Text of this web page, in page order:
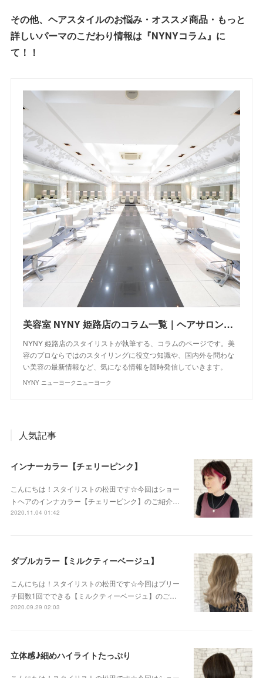
その他、ヘアスタイルのお悩み・オススメ商品・もっと
詳しいパーマのこだわり情報は『NYNYコラム』に
て！！
美容室 NYNY 姫路店のコラム一覧｜ヘアサロン・美容院｜ニューヨークニューヨーク
NYNY 姫路店のスタイリストが執筆する、コラムのページです。美
容のプロならではのスタイリングに役立つ知識や、国内外を問わな
い美容の最新情報など、気になる情報を随時発信していきます。
NYNY ニューヨークニューヨーク
人気記事
インナーカラー【チェリーピンク】
こんにちは！スタイリストの松田です☆今回はショー
トヘアのインナカラー【チェリーピンク】のご紹介…
2020.11.04 01:42
ダブルカラー【ミルクティーベージュ】
こんにちは！スタイリストの松田です☆今回はブリー
チ回数1回でできる【ミルクティーベージュ】のご…
2020.09.29 02:03
立体感♪細めハイライトたっぷり